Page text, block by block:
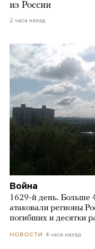
из России
2 часа назад
Война
1629-й день. Больше
атаковали регионы
погибших и десятки
НОВОСТИ 4 часа назад